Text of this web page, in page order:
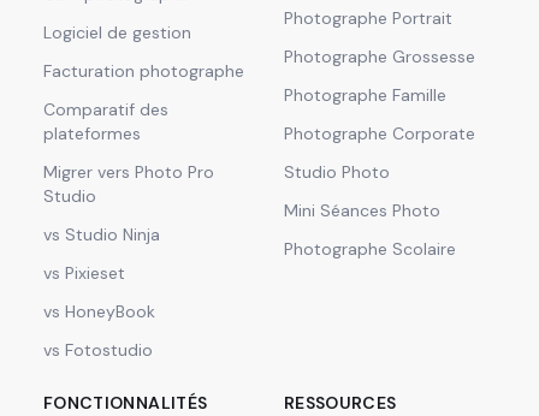
Logiciel de gestion
Facturation photographe
Comparatif des
plateformes
Migrer vers Photo Pro
Studio
vs Studio Ninja
vs Pixieset
vs HoneyBook
vs Fotostudio
Photographe Portrait
Photographe Grossesse
Photographe Famille
Photographe Corporate
Studio Photo
Mini Séances Photo
Photographe Scolaire
FONCTIONNALITÉS RESSOURCES